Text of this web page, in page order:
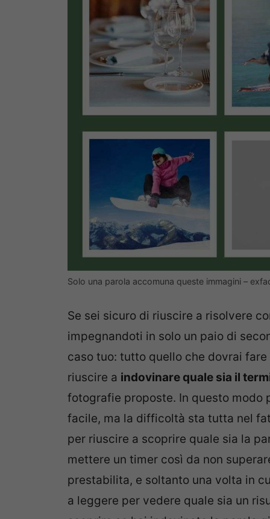
Solo una parola accomuna queste immagini –
Se sei sicuro di riuscire a risolvere
impegnandoti in solo un paio di
caso tuo: tutto quello che dovrai
riuscire a indovinare quale sia il
fotografie proposte. In questo modo
facile, ma la difficoltà sta tutta nel
per riuscire a scoprire quale sia la
mettere un timer così da non
prestabilita, e soltanto una volta in
a leggere per vedere quale sia un